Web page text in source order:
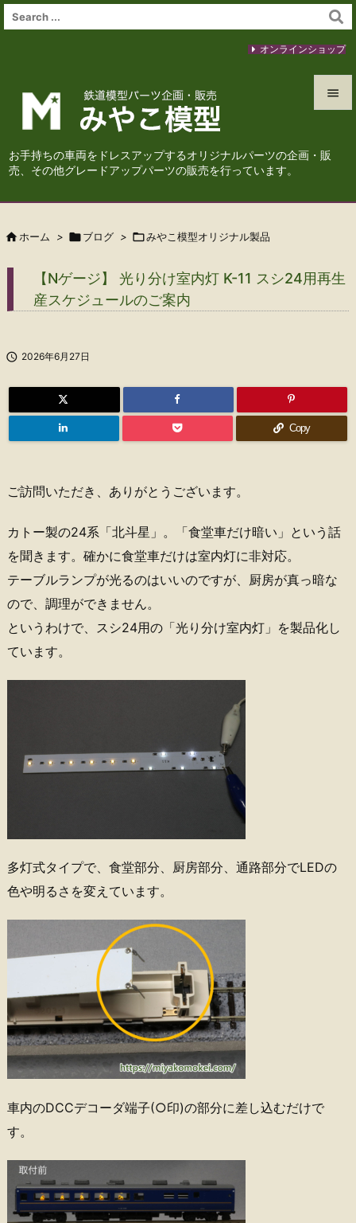
お手持ちの車両をドレスアップするオリジナルパーツの企画・販
売、その他グレードアップパーツの販売を行っています。




オンラインショップ
 ホーム > ブログ > みやこ模型オリジナル製品
【Nゲージ】 光り分け室内灯 K-11 スシ24用再生
産スケジュールのご案内
 2026年6月27日
Copy
ご訪問いただき、ありがとうございます。
カトー製の24系「北斗星」。「食堂車だけ暗い」という話
を聞きます。確かに食堂車だけは室内灯に非対応。
テーブルランプが光るのはいいのですが、厨房が真っ暗な
ので、調理ができません。
というわけで、スシ24用の「光り分け室内灯」を製品化し
ています。
多灯式タイプで、食堂部分、厨房部分、通路部分でLEDの
色や明るさを変えています。
車内のDCCデコーダ端子(○印)の部分に差し込むだけで
す。